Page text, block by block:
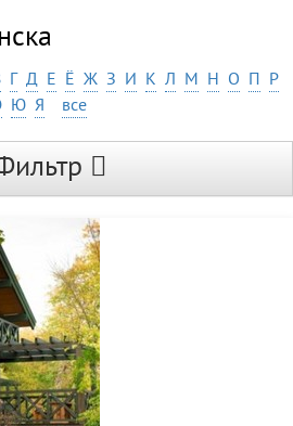
Г Д Е Ё Ж З И К Л М Н О П Р
Ю Я все